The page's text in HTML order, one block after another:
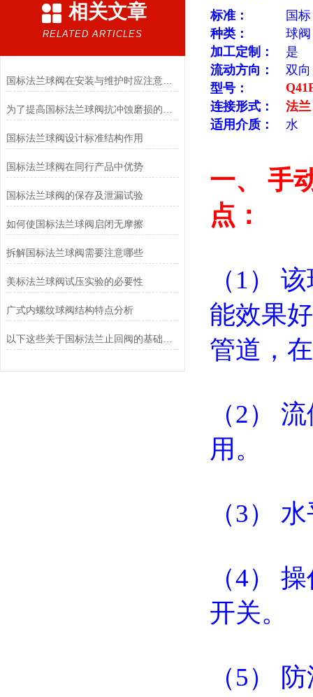
相关文章
RELATED ARTICLES
国标法兰球阀在安装与维护时应注意以下事项
国标法兰球阀设计标准结构作用
国标法兰球阀在同行产品中优势
国标法兰球阀的保存及泄漏试验
如何使国标法兰球阀启闭无摩擦
拆解国标法兰球阀需要注意哪些
美标法兰球阀试压实验的必要性
广式内螺纹球阀结构特点分析
标准：
国标
种类：
球阀
加工定制：
是
流动方向：
双向
型号：
连接形式：
法兰
适用介质：
水
一、 手
点：
（1）
能效果
管道，
（2）
用。
（3）
（4）
开关。
（5）